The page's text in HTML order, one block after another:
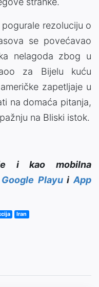
rezoluciju o
se povećavao
nelagoda zbog u
za Bijelu kuću
zapetljaje u
na domaća pitanja,
na Bliski istok.
je i kao mobilna
Google PlayuiApp
Iran